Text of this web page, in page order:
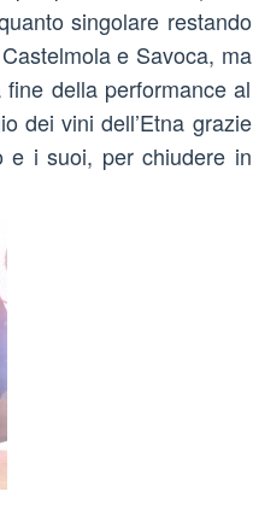
singolare restando
e Savoca, ma
della performance al
dei vini dell’Etna grazie
e i suoi, per chiudere in